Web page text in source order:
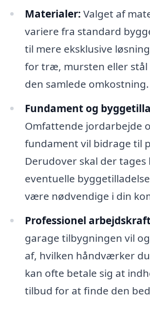
Materialer: Valget af
variere fra standard
til mere eksklusive
for træ, mursten eller stål
den samlede omkostning.
Fundament og
Omfattende jordarbejde
fundament vil bidrage til
Derudover skal der
eventuelle
være nødvendige i din
Professionel
garage tilbygningen vil
af, hvilken håndværker
kan ofte betale sig at
tilbud for at finde den